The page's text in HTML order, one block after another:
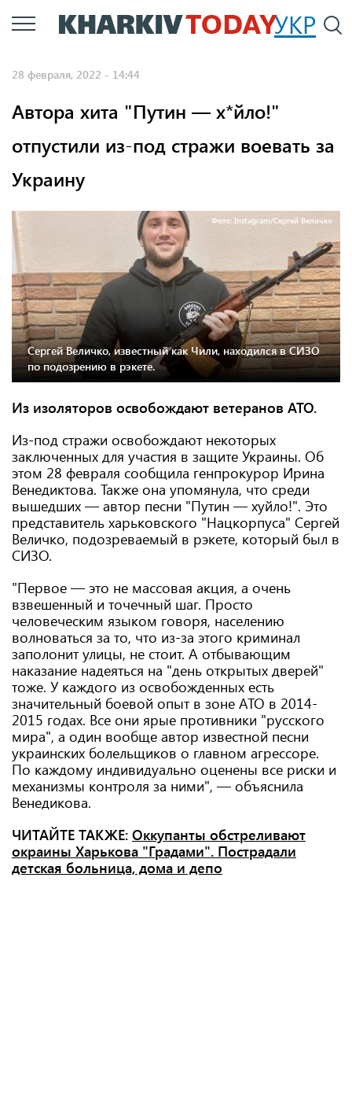
Перейти
к
УКР
28 февраля, 2022 - 14:44
Автора хита "Путин — х*йло!"
отпустили из-под стражи воевать за
Украину
Фото: Instagram/Сергей Величко
Сергей Величко, известный как Чили, находился в СИЗО
по подозрению в рэкете.
Из изоляторов освобождают ветеранов АТО.
Из-под стражи освобождают некоторых
заключенных для участия в защите Украины. Об
этом 28 февраля сообщила генпрокурор Ирина
Венедиктова. Также она упомянула, что среди
вышедших — автор песни "Путин — хуйло!". Это
представитель харьковского "Нацкорпуса" Сергей
Величко, подозреваемый в рэкете, который был в
СИЗО.
"Первое — это не массовая акция, а очень
взвешенный и точечный шаг. Просто
человеческим языком говоря, населению
волноваться за то, что из-за этого криминал
заполонит улицы, не стоит. А отбывающим
наказание надеяться на "день открытых дверей"
тоже. У каждого из освобожденных есть
значительный боевой опыт в зоне АТО в 2014-
2015 годах. Все они ярые противники "русского
мира", а один вообще автор известной песни
украинских болельщиков о главном агрессоре.
По каждому индивидуально оценены все риски и
механизмы контроля за ними", — объяснила
Венедикова.
ЧИТАЙТЕ ТАКЖЕ: Оккупанты обстреливают
окраины Харькова "Градами". Пострадали
детская больница, дома и депо